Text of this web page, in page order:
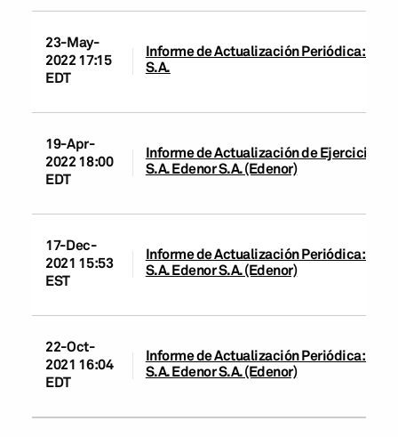
23-May-
2022 17:15
EDT
Informe de Actualización Periódica:
S.A.
19-Apr-
2022 18:00
EDT
Informe de Actualización de Ejercicio:
S.A. Edenor S.A. (Edenor)
17-Dec-
2021 15:53
EST
Informe de Actualización Periódica:
S.A. Edenor S.A. (Edenor)
22-Oct-
2021 16:04
EDT
Informe de Actualización Periódica:
S.A. Edenor S.A. (Edenor)